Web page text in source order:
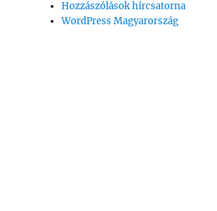
Hozzászólások hírcsatorna
WordPress Magyarország